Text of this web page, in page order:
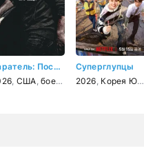
Каратель: Последнее убийство
США ,боевик триллер,драма,
Суперглупцы
2026 Корея Южная